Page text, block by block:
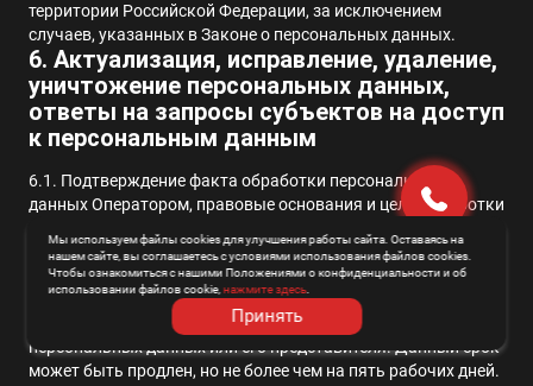
территории Российской Федерации, за исключением
случаев, указанных в Законе о персональных данных.
6. Актуализация, исправление, удаление,
уничтожение персональных данных,
ответы на запросы субъектов на доступ
к персональным данным
6.1. Подтверждение факта обработки персональных
данных Оператором, правовые основания и цели обработки
ч. 7 ст. 14 Закона о персональных данных, предоставляются
Оператором субъекту персональных данных или его
представителю в течение 10 рабочих дней с момента
обращения либо получения запроса субъекта
персональных данных или его представителя. Данный срок
может быть продлен, но не более чем на пять рабочих дней.
Мы используем файлы cookies для улучшения работы сайта. Оставаясь на
нашем сайте, вы соглашаетесь с условиями использования файлов cookies.
Чтобы ознакомиться с нашими Положениями о конфиденциальности и об
использовании файлов cookie,нажмите здесь.
Принять